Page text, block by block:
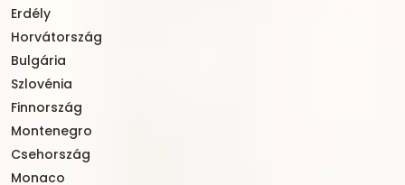
Erdély
Horvátország
Bulgária
Szlovénia
Finnország
Montenegro
Csehország
Monaco